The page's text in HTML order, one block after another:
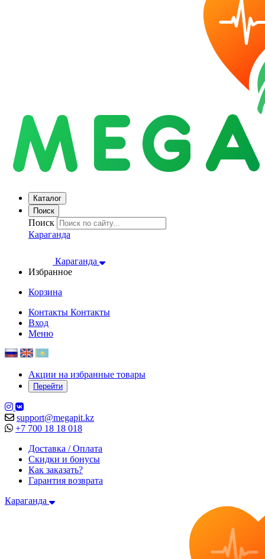
Каталог
Поиск
Поиск
Караганда
Караганда
Избранное
Корзина
Контакты Контакты
Вход
Меню
Акции на избранные товары
Перейти
support@megapit.kz
+7 700 18 18 018
Доставка / Оплата
Скидки и бонусы
Как заказать?
Гарантия возврата
Караганда